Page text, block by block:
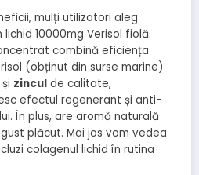
mulți utilizatori aleg
10000mg Verisol fiolă.
combină eficiența
(obținut din surse marine)
și zincul de calitate,
efectul regenerant și anti-
În plus, are aromă naturală
plăcut. Mai jos vom vedea
colagenul lichid în rutina